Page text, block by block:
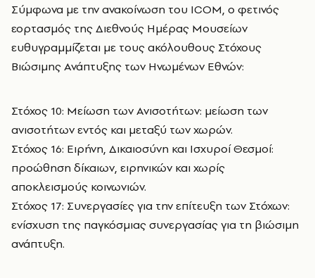
Σύμφωνα με την ανακοίνωση του ΙCOM, o φετινός
εορτασμός της Διεθνούς Ημέρας Μουσείων
ευθυγραμμίζεται με τους ακόλουθους Στόχους
Βιώσιμης Ανάπτυξης των Ηνωμένων Εθνών:
Στόχος 10: Μείωση των Ανισοτήτων: μείωση των
ανισοτήτων εντός και μεταξύ των χωρών.
Στόχος 16: Ειρήνη, Δικαιοσύνη και Ισχυροί Θεσμοί:
προώθηση δίκαιων, ειρηνικών και χωρίς
αποκλεισμούς κοινωνιών.
Στόχος 17: Συνεργασίες για την επίτευξη των Στόχων:
ενίσχυση της παγκόσμιας συνεργασίας για τη βιώσιμη
ανάπτυξη.